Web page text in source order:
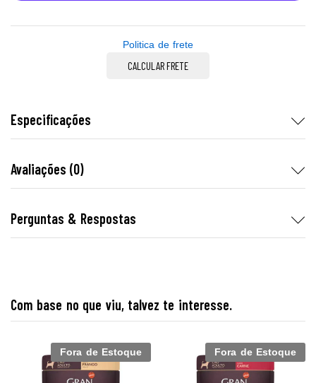
Politica de frete
CALCULAR FRETE
Especificações
Avaliações (0)
Perguntas & Respostas
Com base no que viu, talvez te interesse.
Fora de Estoque Fora de Estoque